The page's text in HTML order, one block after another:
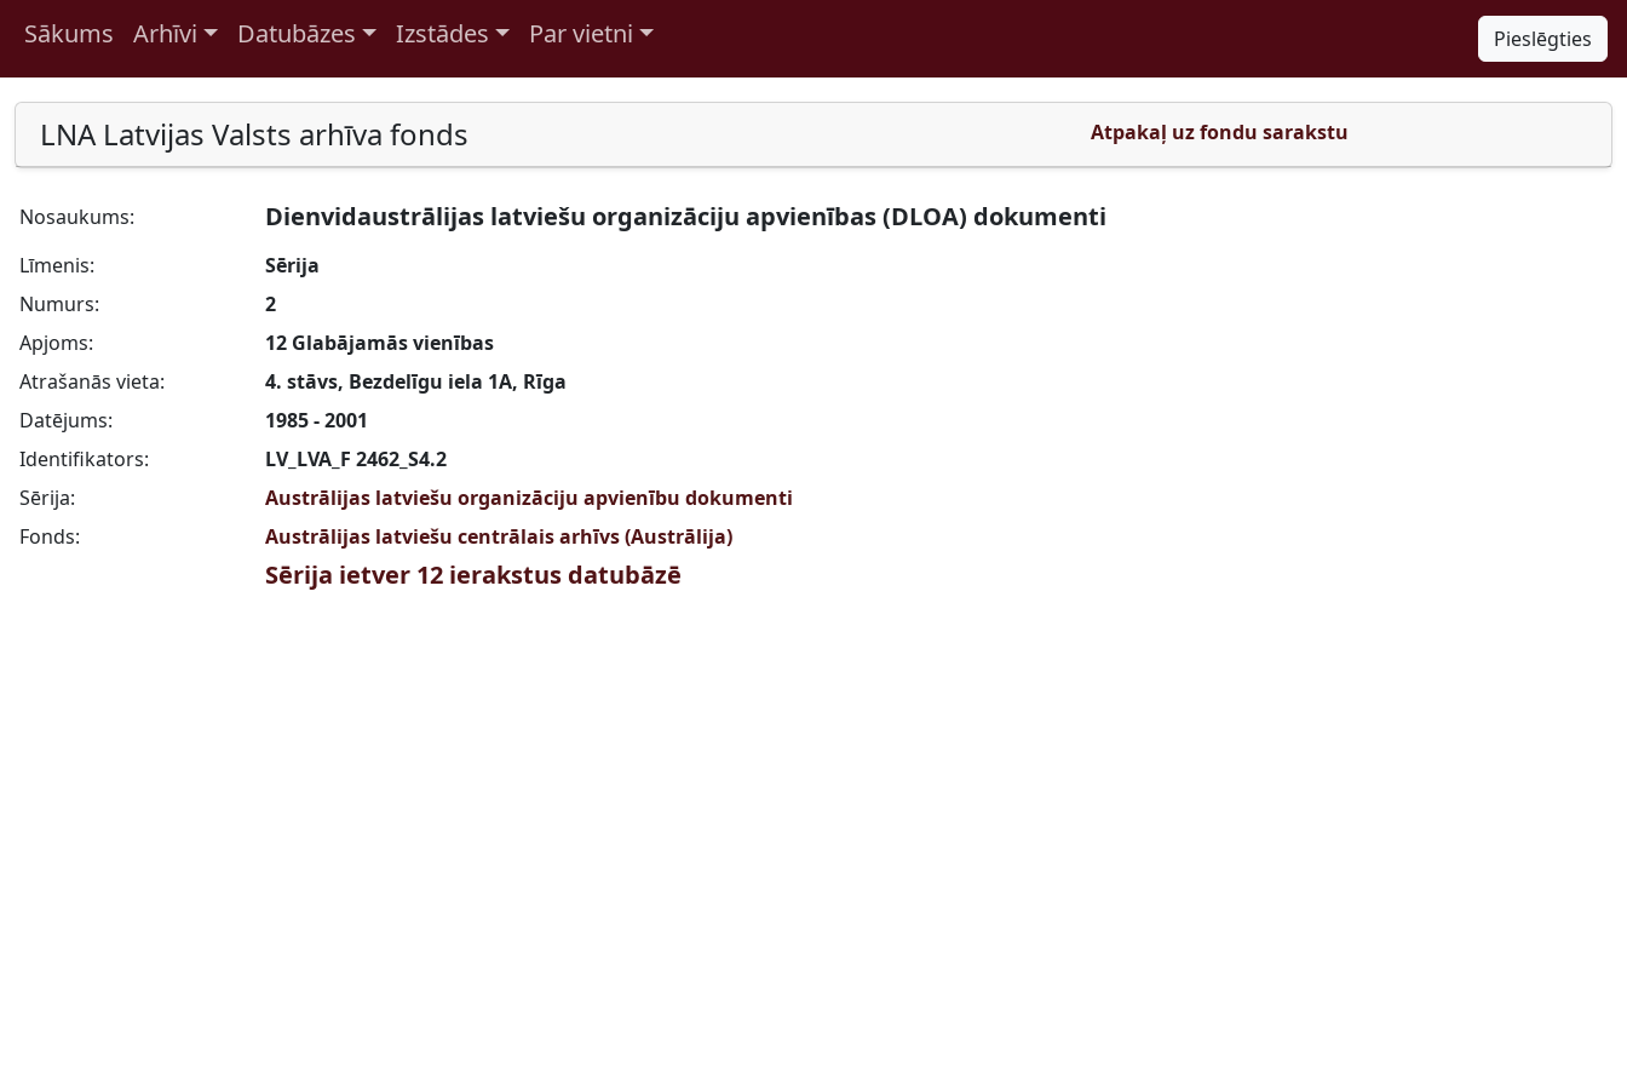
Pāriet uz saturu
Sākums Arhīvi Datubāzes Izstādes Par vietni Pieslēgties
LNA Latvijas Valsts arhīva fonds Atpakaļ uz fondu sarakstu
Nosaukums: Dienvidaustrālijas latviešu organizāciju apvienības (DLOA) dokumenti
Līmenis:
Sērija
Numurs:
2
Apjoms:
12 Glabājamās vienības
Atrašanās vieta:
4. stāvs, Bezdelīgu iela 1A, Rīga
Datējums:
1985 - 2001
Identifikators:
LV_LVA_F 2462_S4.2
Sērija:
Austrālijas latviešu organizāciju apvienību dokumenti
Fonds:
Austrālijas latviešu centrālais arhīvs (Austrālija)
Sērija ietver 12 ierakstus datubāzē